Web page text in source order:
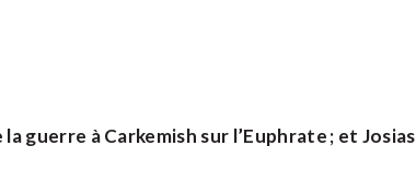
guerre à Carkemish sur l’Euphrate ; et Josias